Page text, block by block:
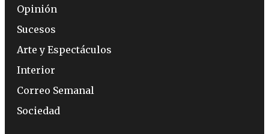
Opinión
Sucesos
Arte y Espectáculos
Interior
Correo Semanal
Sociedad